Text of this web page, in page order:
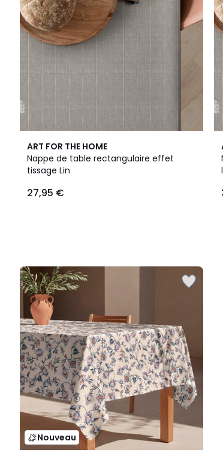
ART FOR THE HOME
Nappe de table rectangulaire effet
tissage Lin
27,95 €
Nouveau